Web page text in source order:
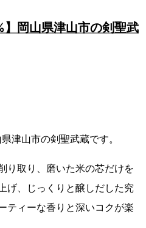
】岡山県津山市の剣聖武
津山市の剣聖武蔵です。
り取り、磨いた米の芯だけを
げ、じっくりと醸しだした究
ティーな香りと深いコクが楽